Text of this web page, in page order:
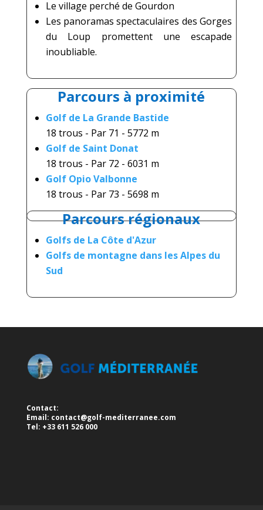
Le village perché de Gourdon
Les panoramas spectaculaires desGorges
du Loup promettent une escapade
inoubliable.
Parcours à proximité
Golf de La Grande Bastide
18 trous - Par 71 - 5772 m
Golf de Saint Donat
18 trous - Par 72 - 6031 m
Golf Opio Valbonne
18 trous - Par 73 - 5698 m
Parcours régionaux
Golfs de La Côte d'Azur
Golfs de montagne dans les Alpes du
Sud
Contact:
Email: contact@golf-mediterranee.com
Tel: +33 611 526 000